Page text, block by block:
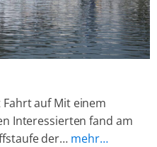
auf Mit einem
Interessierten fand am
der… mehr…